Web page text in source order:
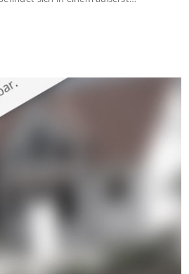
hochwertige Ausstattung, die
einem stilvollen Ambiente